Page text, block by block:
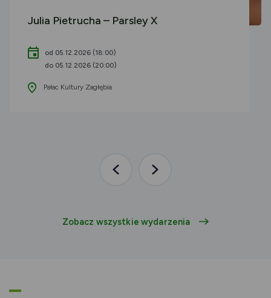
Julia Pietrucha – Parsley X
od 05.12.2026 (18:00)
do 05.12.2026 (20:00)
Pałac Kultury Zagłębia
PoprzedniaNastępna
Zobacz wszystkie wydarzenia